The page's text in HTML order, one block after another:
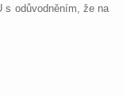
s odůvodněním, že na